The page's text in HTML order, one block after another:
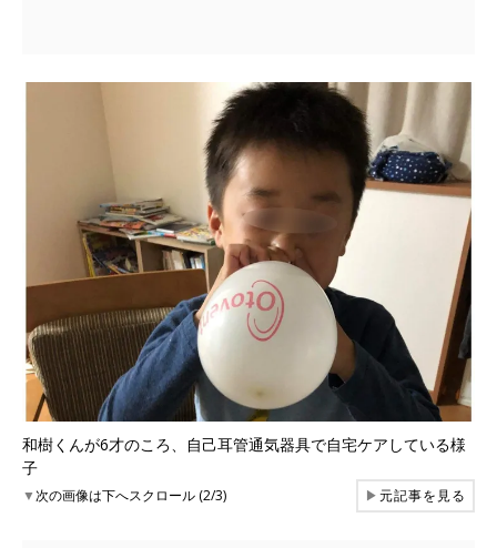
和樹くんが6才のころ、自己耳管通気器具で自宅ケアしている様
子
▼次の画像は下へスクロール (2/3) ▶元記事を見る